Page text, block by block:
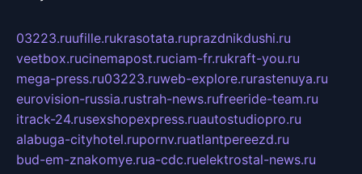
03223.ruufille.rukrasotata.ruprazdnikdushi.ru
veetbox.rucinemapost.ruciam-fr.rukraft-you.ru
mega-press.ru03223.ruweb-explore.rurastenuya.ru
eurovision-russia.rustrah-news.rufreeride-team.ru
itrack-24.rusexshopexpress.ruautostudiopro.ru
alabuga-cityhotel.rupornv.ruatlantpereezd.ru
bud-em-znakomye.rua-cdc.ruelektrostal-news.ru